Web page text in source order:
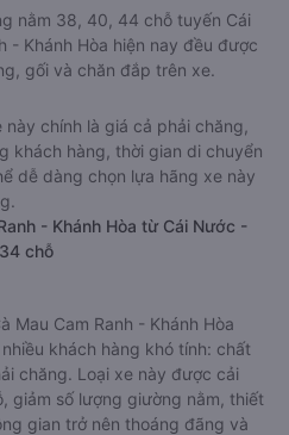
nằm 38, 40, 44 chỗ tuyến Cái
- Khánh Hòa hiện nay đều được
gối và chăn đắp trên xe.
chính là giá cả phải chăng,
khách hàng, thời gian di chuyển
dễ dàng chọn lựa hãng xe này
- Khánh Hòa từ Cái Nước -
chỗ
Mau Cam Ranh - Khánh Hòa
khách hàng khó tính: chất
chăng. Loại xe này được cải
giảm số lượng giường nằm, thiết
gian trở nên thoáng đãng và